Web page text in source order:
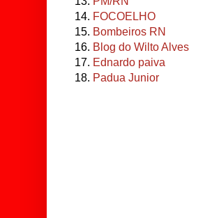
14. FOCOELHO
15. Bombeiros RN
16. Blog do Wilto Alves
17. Ednardo paiva
18. Padua Junior